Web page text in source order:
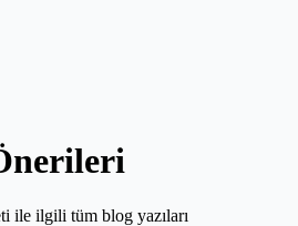
ile ilgili tüm blog yazıları